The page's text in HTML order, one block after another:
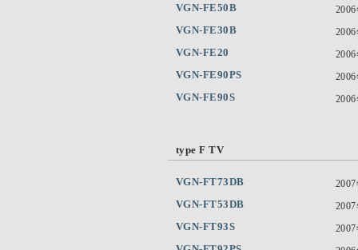
VGN-FE50B
VGN-FE30B
VGN-FE20
VGN-FE90PS
VGN-FE90S
type F TV
VGN-FT73DB
VGN-FT53DB
VGN-FT93S